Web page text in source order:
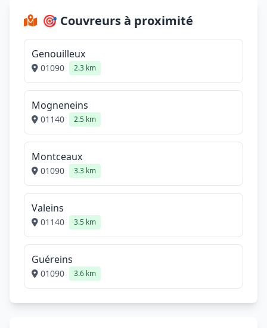
🎯 Couvreurs à proximité
Genouilleux
01090 2.3 km
Mogneneins
01140 2.5 km
Montceaux
01090 3.3 km
Valeins
01140 3.5 km
Guéreins
01090 3.6 km